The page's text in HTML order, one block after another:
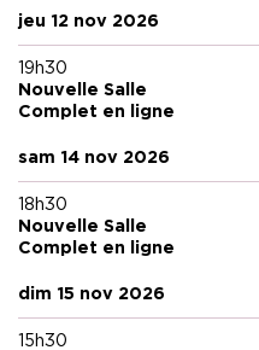
jeu 12 nov 2026
19h30
Nouvelle Salle
Complet en ligne
sam 14 nov 2026
18h30
Nouvelle Salle
Complet en ligne
dim 15 nov 2026
15h30